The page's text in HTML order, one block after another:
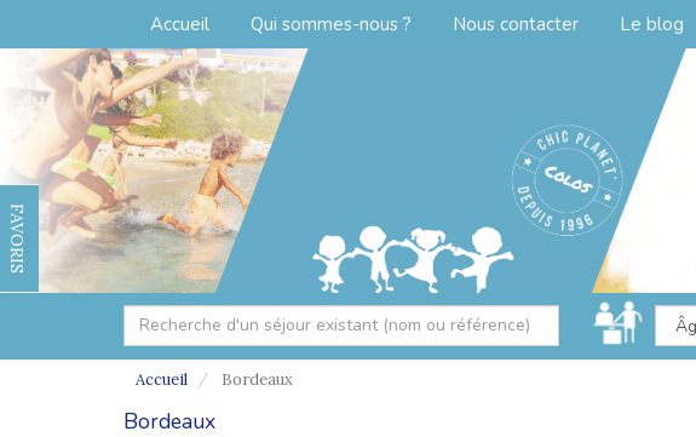
Accueil Qui sommes-nous ? Nous contacter Le blog
FAVORIS
Accueil Bordeaux
Bordeaux